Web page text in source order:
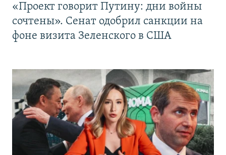
«Проект говорит Путину: дни войны
сочтены». Сенат одобрил санкции на
фоне визита Зеленского в США